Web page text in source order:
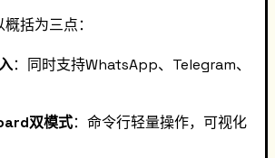
括为三点：
：同时支持WhatsApp、Telegram、
双模式：命令行轻量操作，可视化